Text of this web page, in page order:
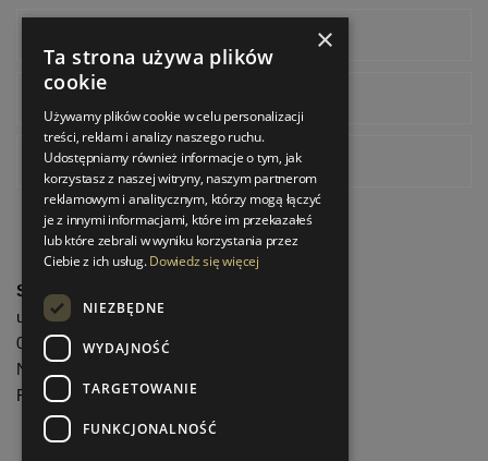
Pinterest
StrefaLuksusu.pl
ul. Bartycka 24/26 Pawilon 227
00-716 Warszawa
NIP: 8251972213
REGON: 06035139
×
Ta strona używa plików
cookie
Używamy plików cookie w celu personalizacji
treści, reklam i analizy naszego ruchu.
Udostępniamy również informacje o tym, jak
korzystasz z naszej witryny, naszym partnerom
reklamowym i analitycznym, którzy mogą łączyć
je z innymi informacjami, które im przekazałeś
lub które zebrali w wyniku korzystania przez
Ciebie z ich usług.Dowiedz się więcej
NIEZBĘDNE
WYDAJNOŚĆ
TARGETOWANIE
FUNKCJONALNOŚĆ